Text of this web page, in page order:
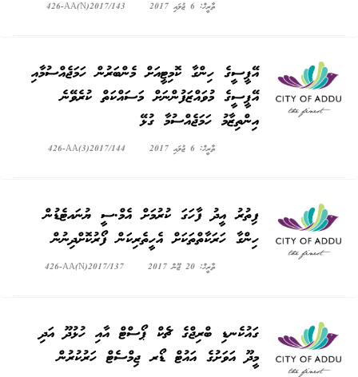
ތާރީޚް: 6 ޖުލައި 2017 426-AA(N)2017/143
އޭޕީސީގެ ހިންގާ ކޮމިޓީއަށް މެންބަރުން ހަމަޖެއްސުމާއި
އޭޕީސީގެ މުވައްޒަފުންނަށް މަސައްކަތް ކުރެވޭނެ
އިންތިޒާމު ހަމަޖެއްސުމާ ގުޅޭ
ތާރީޚް: 6 ޖުލައި 2017 426-AA(3)2017/144
ފިތުރު އީދު ފާހަގަ ކުރުމަށް އެމް.ސީ ޔުނައޓެޑުން
ހިންގާ ހަރަކާތްތަކަށް އެހީތެރިކަން ފޯރުކޮށްދިނުން
ތާރީޚް: 20 ޖޫން 2017 426-AA(N)2017/137
ގައުކެނޑި ބްރިޖްގެ ޗެކް ޕޯސްޓް އާއި ހުޅުދޫ އަދި
މީދޫ އަވަށުގެ އައުޓް ޑޯރ ޖިމްސެޓް ހަރުކުރުން